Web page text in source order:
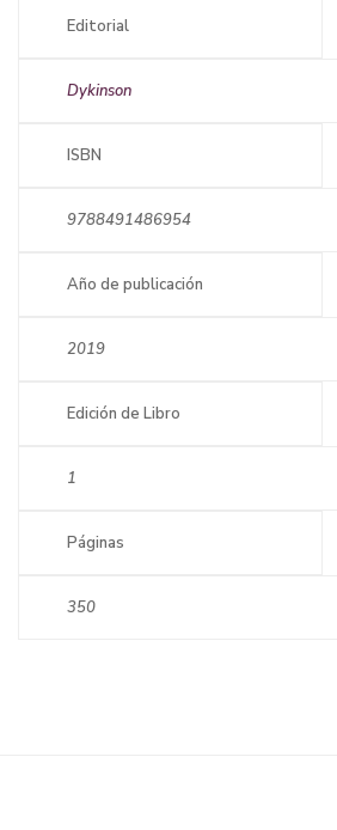
Editorial
Dykinson
ISBN
9788491486954
Año de publicación
2019
Edición de Libro
1
Páginas
350